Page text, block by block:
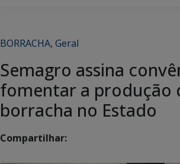
BORRACHA, Geral
Semagro assina
fomentar a produção
borracha no Estado
Compartilhar: